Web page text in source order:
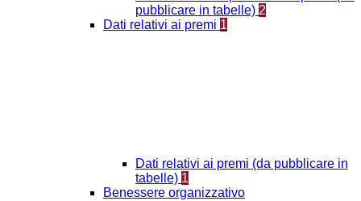
pubblicare in tabelle) 2
Dati relativi ai premi 1
Dati relativi ai premi (da pubblicare in
tabelle) 1
Benessere organizzativo